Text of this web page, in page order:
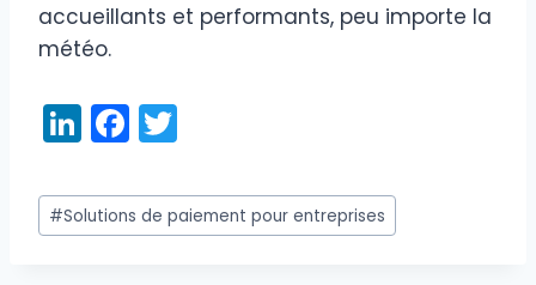
accueillants et performants, peu importe la
météo.
Li
n
k
e
F
a
c
e
itt
er
Étiquettes
de
#Solutions de paiement pour entreprises